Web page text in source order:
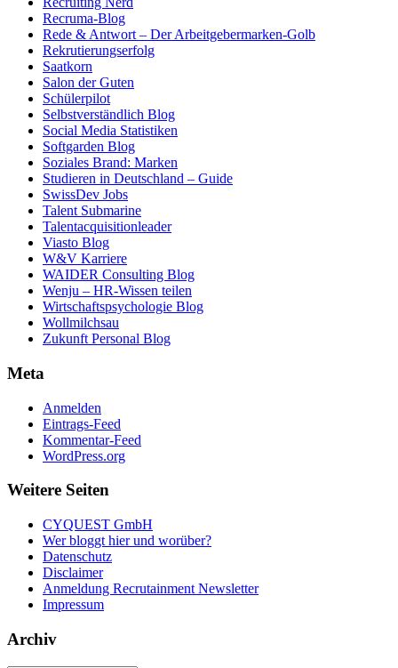
Recruma-Blog
Rede & Antwort – Der Arbeitgebermarken-Golb
Rekrutierungserfolg
Saatkorn
Salon der Guten
Schülerpilot
Selbstverständlich Blog
Social Media Statistiken
Softgarden Blog
Soziales Brand: Marken
Studieren in Deutschland – Guide
SwissDev Jobs
Talent Submarine
Talentacquisitionleader
Viasto Blog
W&V Karriere
WAIDER Consulting Blog
Wenju – HR-Wissen teilen
Wirtschaftspsychologie Blog
Wollmilchsau
Zukunft Personal Blog
Meta
Anmelden
Eintrags-Feed
Kommentar-Feed
WordPress.org
Weitere Seiten
CYQUEST GmbH
Wer bloggt hier und worüber?
Datenschutz
Disclaimer
Anmeldung Recrutainment Newsletter
Impressum
Archiv